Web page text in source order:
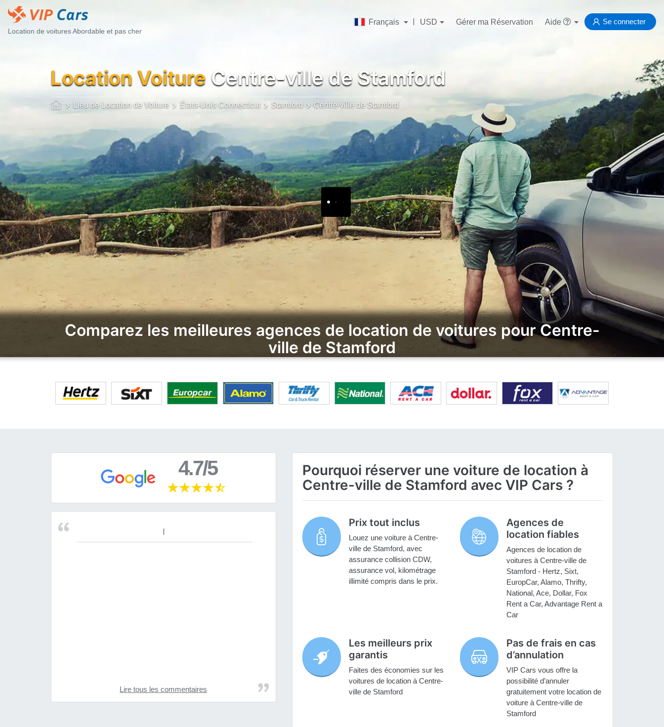
Location de voitures Abordable et pas cher
Français USD Gérer ma Réservation Aide Se connecter
Location Voiture Centre-ville de Stamford
Lieu de Location de Voiture États-Unis Connecticut Stamford Centre-ville de Stamford
Comparez les meilleures agences de location de voitures pour Centre-
ville de Stamford
4.7/5
Lire tous les commentaires
Pourquoi réserver une voiture de location à
Centre-ville de Stamford avec VIP Cars ?
Prix tout inclus
Louez une voiture à Centre-
ville de Stamford, avec
assurance collision CDW,
assurance vol, kilométrage
illimité compris dans le prix.
Agences de
location fiables
Agences de location de
voitures à Centre-ville de
Stamford - Hertz, Sixt,
EuropCar, Alamo, Thrifty,
National, Ace, Dollar, Fox
Rent a Car, Advantage Rent a
Car
Les meilleurs prix
garantis
Faites des économies sur les
voitures de location à Centre-
ville de Stamford
Pas de frais en cas
d’annulation
VIP Cars vous offre la
possibilité d’annuler
gratuitement votre location de
voiture à Centre-ville de
Stamford